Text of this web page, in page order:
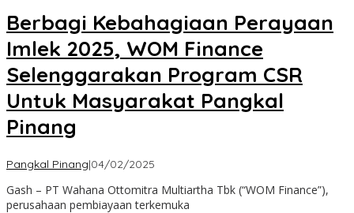
Berbagi Kebahagiaan Perayaan
Imlek 2025, WOM Finance
Selenggarakan Program CSR
Untuk Masyarakat Pangkal
Pinang
Pangkal Pinang|04/02/2025
Gash – PT Wahana Ottomitra Multiartha Tbk (“WOM Finance”),
perusahaan pembiayaan terkemuka